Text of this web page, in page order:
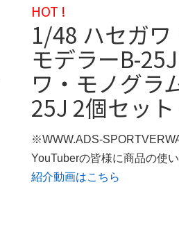
HOT !
1/48 ハセガワ
モデラーB-
ワ・モノグラ
25J 2個セット
※WWW.ADS-
YouTuberの皆様に商品の使
紹介動画はこちら